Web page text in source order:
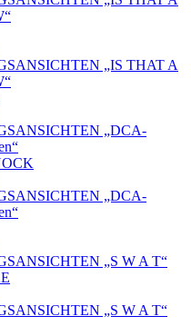
„IS THAT A
„DCA-
„DCA-
„S W A T“
„S W A T“